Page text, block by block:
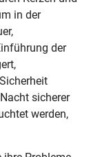
in der
der
sicherer
werden,